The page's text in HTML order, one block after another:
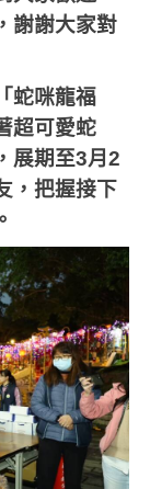
謝謝大家對
蛇咪龍福
超可愛蛇
展期至3月2
，把握接下